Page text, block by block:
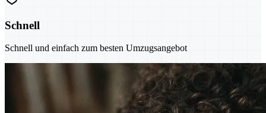
Schnell
Schnell und einfach zum besten Umzugsangebot